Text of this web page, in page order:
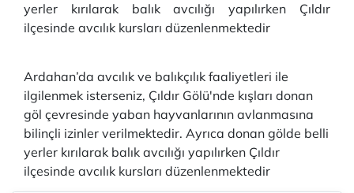
yerler kırılarak balık avcılığı yapılırken Çıldır
ilçesinde avcılık kursları düzenlenmektedir
Ardahan’da avcılık ve balıkçılık faaliyetleri ile
ilgilenmek isterseniz, Çıldır Gölü'nde kışları donan
göl çevresinde yaban hayvanlarının avlanmasına
bilinçli izinler verilmektedir. Ayrıca donan gölde belli
yerler kırılarak balık avcılığı yapılırken Çıldır
ilçesinde avcılık kursları düzenlenmektedir